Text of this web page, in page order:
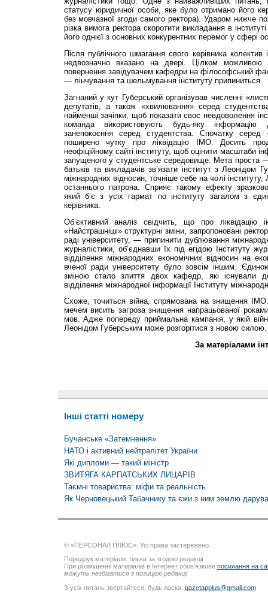
статусу юридичної особи, яке було отримано його
без мовчазної згоди самого ректора). Ударом нижче
різка вимога ректора скоротити викладання в
його однієї з основних конкурентних перемог у сфері
Після публічного шмагання свого керівника колектив
недвозначно вказано на двері. Цілком
повернення завідувачем кафедри на філософський
— лінчування та шельмування інституту припиниться.
Загнаний у кут Губерський організував численні
депутатів, а також «хвилювання» серед
найменші зачіпки, щоб показати своє невдоволення
команда використовують будь-яку
занепокоєння серед студентства. Спочатку
поширено чутку про ліквідацію ІМО. Досить
неофіційному сайті інституту, щоб оцінити масштаби
запущеного у студентське середовище. Мета проста —
батьків та викладачів зв’язати інститут з Леонідом
міжнародних відносин, точніше себе на чолі
останнього патрона. Сприяє такому ефекту
який б’є з усіх гармат по інституту загалом з
керівника.
Об’єктивний аналіз свідчить, що про ліквідацію
«Найстрашніші» структурні зміни, запропоновані
раді університету, — припинити дублювання
журналістики, об’єднавши їх під егідою Інституту
відділення міжнародних економічних відносин на
вченої ради університету було зовсім іншим.
зміною стало злиття двох кафедр, які існували
відділення міжнародної інформації Інституту
Схоже, точиться війна, спрямована на знищення
мечем висить загроза знищення напрацьованої
мов. Адже попереду приймальна кампанія, у якій
Леонідом Губерським може розгорітися з новою силою.
За матеріалами
Інші статті номеру
Бучанське «Затемнення»
НАТО і активний нейтралітет України
Які дипломи — такий міністр
ЗВИТЯГА КАРПАТСЬКИХ ЛИЦАРІВ
Таємні товариства: міфи та реальність
Як Черновецький Табачнику та єжи з ним землю
© «ПЕРСОНАЛ ПЛЮС». Усі права застережено.
Передрук матеріалів тільки за згодою редакції.
При розміщенні матеріалів в Інтернет обов’язкове посилання на
можуть незбігатися з позицією редакції
З усіх питань звертайтеся, будь ласка, gazetapplus@gmail.com